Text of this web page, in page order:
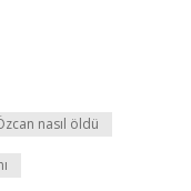
nasıl öldü